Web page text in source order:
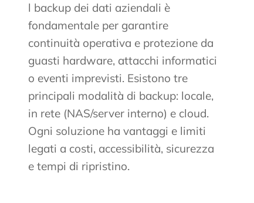
l backup dei dati aziendali è
fondamentale per garantire
continuità operativa e protezione da
guasti hardware, attacchi informatici
o eventi imprevisti. Esistono tre
principali modalità di backup: locale,
in rete (NAS/server interno) e cloud.
Ogni soluzione ha vantaggi e limiti
legati a costi, accessibilità, sicurezza
e tempi di ripristino.